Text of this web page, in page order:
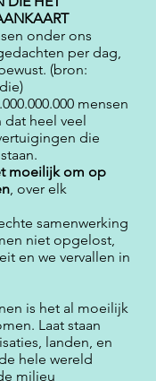
onder ons
per dag,
(bron:
mensen
dat heel veel
die
moeilijk om op
, over elk
samenwerking
niet opgelost,
en we vervallen in
is het al moeilijk
Laat staan
landen, en
hele wereld
milieu